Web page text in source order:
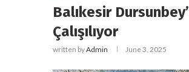
Balıkesir
Çalışılıyor
written byAdmin June 3, 2025